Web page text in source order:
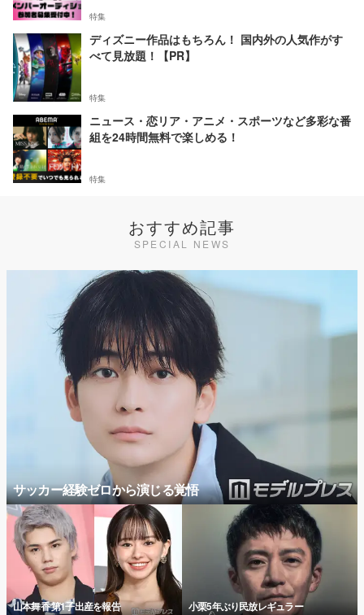
特集
ディズニー作品はもちろん！ 国内外の人気作がす
べて見放題！【PR】
特集
ニュース・恋リア・アニメ・スポーツなど多彩な番
組を24時間無料で楽しめる！
特集
おすすめ記事
SPECIAL NEWS
サッカー経験ゼロから演じる覚悟
山本舞香 第1子出産を報告 小栗5年ぶり民放レギュラー